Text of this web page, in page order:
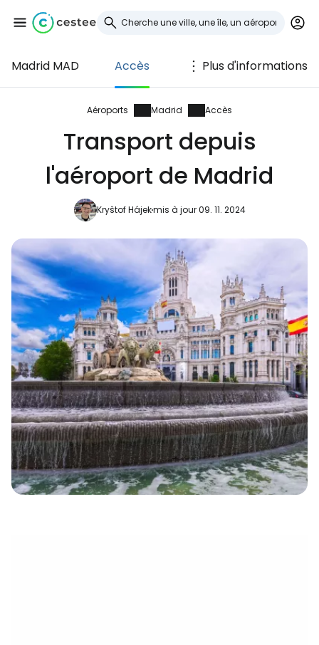
Madrid MAD Accès Plus d'informations
Aéroports Madrid Accès
Transport depuis
l'aéroport de Madrid
Kryštof Hájekmis à jour 09. 11. 2024
Se connecter à
Cestee
... la communauté mondiale des voyageurs
Continuer avec Google
Continuer avec Facebook
Poursuivre avec le courrier
électronique